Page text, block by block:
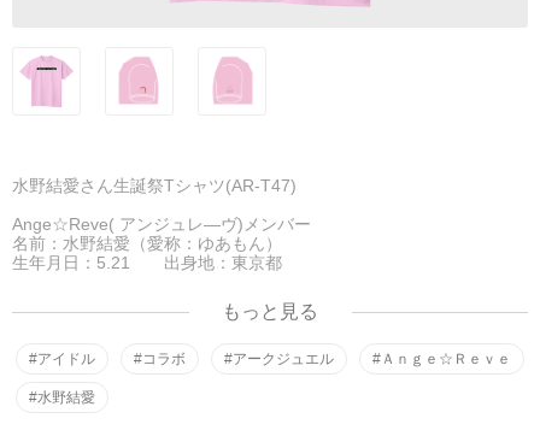
水野結愛さん生誕祭Tシャツ(AR-T47)
Ange☆Reve( アンジュレ―ヴ)メンバー
名前：水野結愛（愛称：ゆあもん）
生年月日：5.21 出身地：東京都
もっと見る
#アイドル #コラボ #アークジュエル #Ａｎｇｅ☆Ｒｅｖｅ
#水野結愛